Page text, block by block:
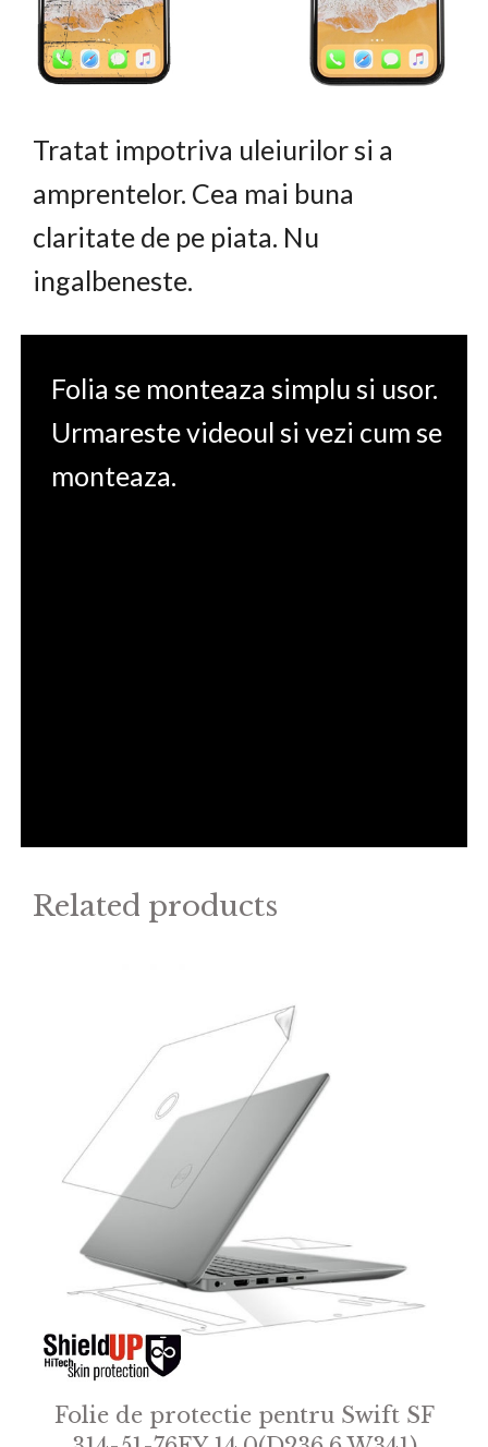
Tratat impotriva uleiurilor si a
amprentelor. Cea mai buna
claritate de pe piata. Nu
ingalbeneste.
Folia se monteaza simplu si usor.
Urmareste videoul si vezi cum se
monteaza.
Related products
Folie de protectie pentru Swift SF